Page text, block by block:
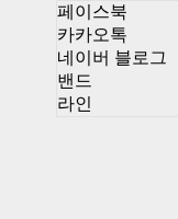
페이스북
카카오톡
네이버 블로그
밴드
라인